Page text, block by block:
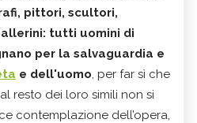
pittori, scultori,
tutti uomini di
per la salvaguardia e
e dell'uomo, per far sì che
resto dei loro simili non si
contemplazione dell’opera,